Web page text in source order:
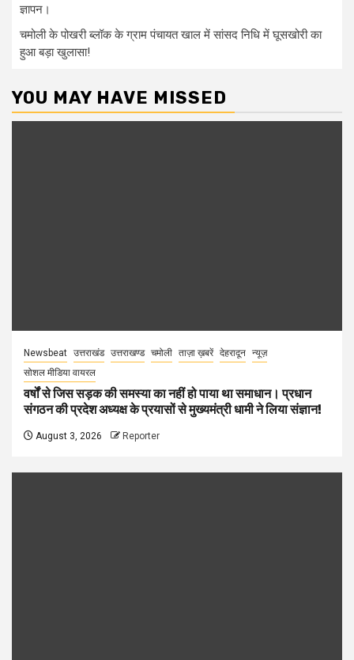
ज्ञापन।
चमोली के पोखरी ब्लॉक के ग्राम पंचायत खाल में सांसद निधि में घूसखोरी का
हुआ बड़ा खुलासा!
YOU MAY HAVE MISSED
Newsbeat उत्तराखंड उत्तराखण्ड चमोली ताज़ा ख़बरें देहरादून न्यूज़
सोशल मीडिया वायरल
वर्षों से जिस सड़क की समस्या का नहीं हो पाया था समाधान। प्रधान
संगठन की प्रदेश अध्यक्ष के प्रयासों से मुख्यमंत्री धामी ने लिया संज्ञान!
August 3, 2026 Reporter